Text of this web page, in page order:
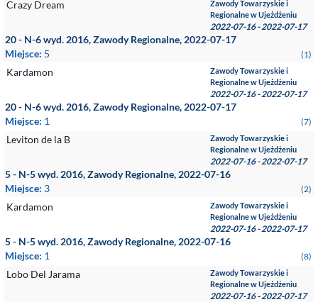
Crazy Dream
Zawody Towarzyskie i
Regionalne w Ujeżdżeniu
2022-07-16 - 2022-07-17
20 - N-6 wyd. 2016, Zawody Regionalne, 2022-07-17
Miejsce: 5 (1)
Kardamon
Zawody Towarzyskie i
Regionalne w Ujeżdżeniu
2022-07-16 - 2022-07-17
20 - N-6 wyd. 2016, Zawody Regionalne, 2022-07-17
Miejsce: 1 (7)
Leviton de la B
Zawody Towarzyskie i
Regionalne w Ujeżdżeniu
2022-07-16 - 2022-07-17
5 - N-5 wyd. 2016, Zawody Regionalne, 2022-07-16
Miejsce: 3 (2)
Kardamon
Zawody Towarzyskie i
Regionalne w Ujeżdżeniu
2022-07-16 - 2022-07-17
5 - N-5 wyd. 2016, Zawody Regionalne, 2022-07-16
Miejsce: 1 (8)
Lobo Del Jarama
Zawody Towarzyskie i
Regionalne w Ujeżdżeniu
2022-07-16 - 2022-07-17